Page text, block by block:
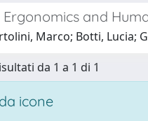
Ergonomics and
Marco; Botti, Lucia;
da 1 a 1 di 1
icone